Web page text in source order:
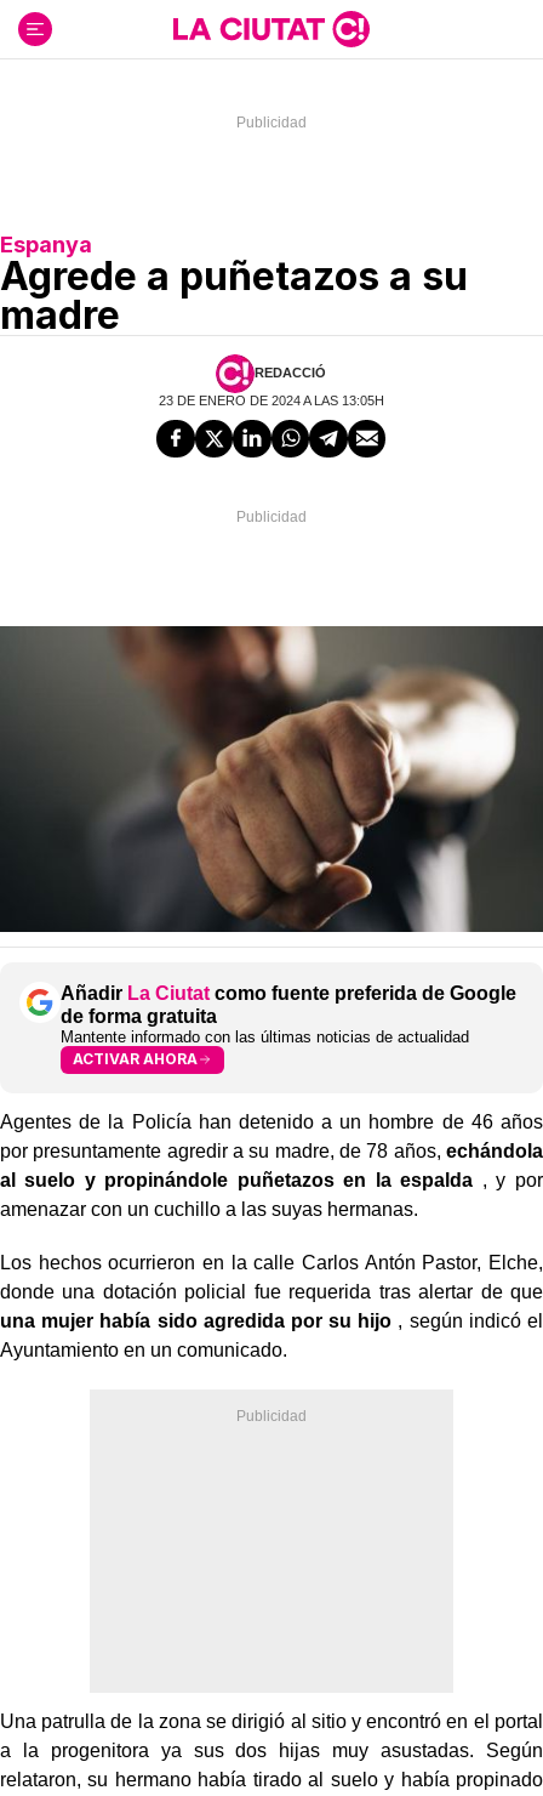
contenido
Espanya
Agrede a puñetazos a su
madre
REDACCIÓ
23 DE ENERO DE 2024 A LAS 13:05H
Añadir La Ciutat como fuente preferida de Google
de forma gratuita
Mantente informado con las últimas noticias de actualidad
ACTIVAR AHORA
Agentes de la Policía han detenido a un hombre de 46 años
por presuntamente agredir a su madre, de 78 años, echándola
al suelo y propinándole puñetazos en la espalda , y por
amenazar con un cuchillo a las suyas hermanas.
Los hechos ocurrieron en la calle Carlos Antón Pastor, Elche,
donde una dotación policial fue requerida tras alertar de que
una mujer había sido agredida por su hijo , según indicó el
Ayuntamiento en un comunicado.
Una patrulla de la zona se dirigió al sitio y encontró en el portal
a la progenitora ya sus dos hijas muy asustadas. Según
relataron, su hermano había tirado al suelo y había propinado